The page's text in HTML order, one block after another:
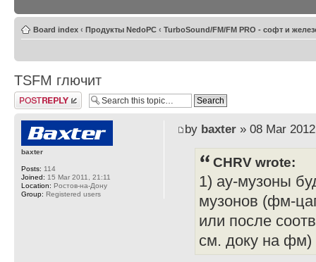
Board index ‹ Продукты NedoPC ‹ TurboSound/FM/FM PRO - софт и
TSFM глючит
Post a reply
by baxter» 08 Mar
CHRV wrote:
1) ау-музоны
музонов (фм-
или после
см. доку на фм)
baxter
Posts: 114
Joined: 15 Mar 2011, 21:11
Location: Ростов-на-Дону
Group: Registered users